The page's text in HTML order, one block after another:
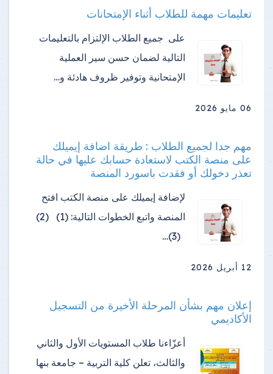
تعليمات مهمة للطلاب أثناء الإمتحانات
على جميع الطلاب الإلتزام بالتعليمات
التالية لضمان حسن سير العملية
الإمتحانية وتوفير ظروف هادئة و…
06 مايو 2026
مهم جدا لجميع الطلاب : طريقة اضافة إيميلك
على منصة الكتب لاستعادة حسابك عليها في حالة
تعذر دخولك أو فقدت باسورد المنصة
لإضافة إيميلك على منصة الكتب افتح
المنصة واتبع الخطوات التالية: (1) (2)
(3)…
12 أبريل 2026
إعلان مهم بشأن المرحلة الأخيرة من التسجيل
الأكاديمي
أعزّاءنا طلاب المستويات الأول والثاني
والثالث، تعلن كلية التربية – جامعة بنها